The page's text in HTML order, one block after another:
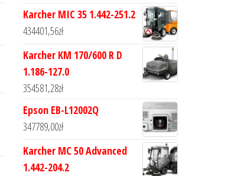
Karcher MIC 35 1.442-251.2
434401,56zł
Karcher KM 170/600 R D
1.186-127.0
354581,28zł
Epson EB-L12002Q
347789,00zł
Karcher MC 50 Advanced
1.442-204.2